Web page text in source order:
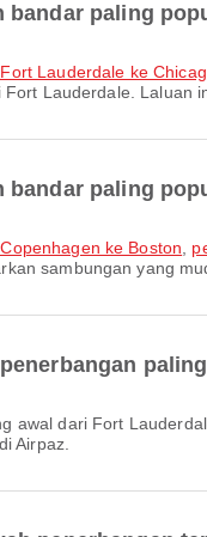
bandar paling
Lauderdale ke
Lauderdale. Laluan
bandar paling
ke Boston
sambungan yang
Airpaz.